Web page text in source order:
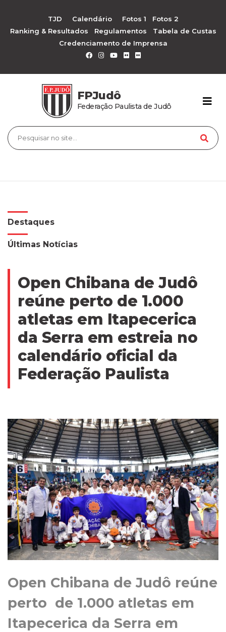
TJD Calendário Fotos 1
Fotos 2
Ranking & Resultados
Regulamentos
Tabela de Custas
Credenciamento de Imprensa
FPJudô
Federação Paulista de Judô
Destaques
Últimas Notícias
Open Chibana de Judô
reúne perto de 1.000
atletas em Itapecerica
da Serra em estreia no
calendário oficial da
Federação Paulista
Open Chibana de Judô reúne
perto de 1.000 atletas em
Itapecerica da Serra em